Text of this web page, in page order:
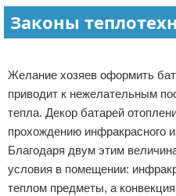
Стройматериалы
Законы
Желание хозяев оформить
приводит к нежелательным
тепла. Декор батарей
прохождению инфракрасного
Благодаря двум этим
условия в помещении:
теплом предметы, а